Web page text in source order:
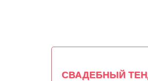
СВАДЕБНЫЙ